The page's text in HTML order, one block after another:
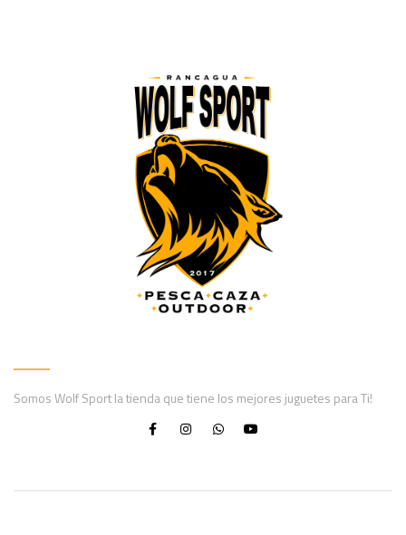
Somos Wolf Sport la tienda que tiene los mejores juguetes para Ti!